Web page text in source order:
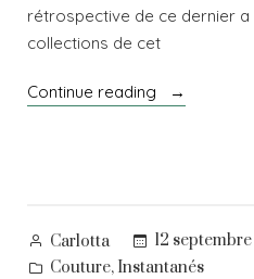
rétrospective de ce dernier
collections de cet
Continue reading
« Le
Posted
by
Carlotta
12 septembre
Posted
Couture, Instantanés